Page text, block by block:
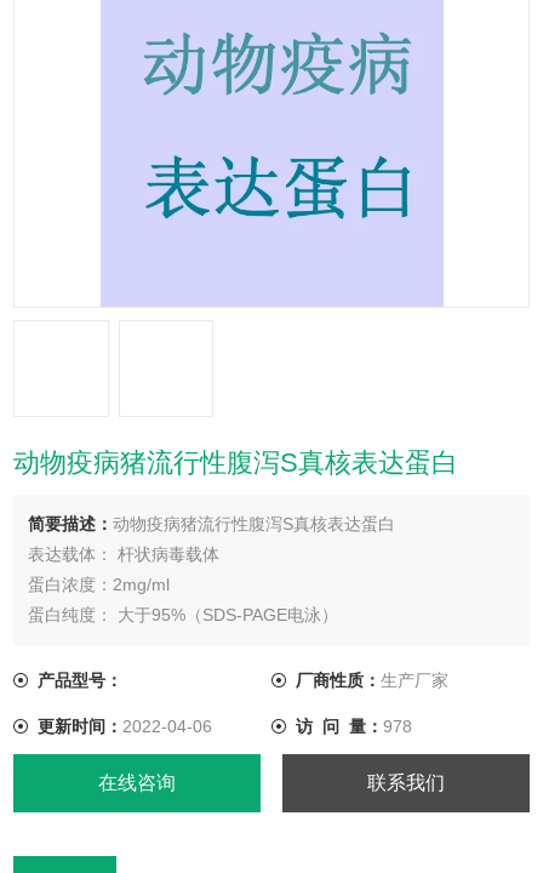
动物疫病猪流行性腹泻S真核表达蛋白
简要描述：动物疫病猪流行性腹泻S真核表达蛋白
表达载体： 杆状病毒载体
蛋白浓度：2mg/ml
蛋白纯度： 大于95%（SDS-PAGE电泳）
产品型号：
厂商性质： 生产厂家
更新时间： 2022-04-06 访 问 量： 978
在线咨询 联系我们